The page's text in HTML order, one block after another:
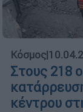
Κόσμος|
Στους 218
κέντρου